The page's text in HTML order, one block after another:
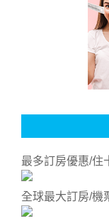
最多訂房優惠/住
全球最大訂房/機